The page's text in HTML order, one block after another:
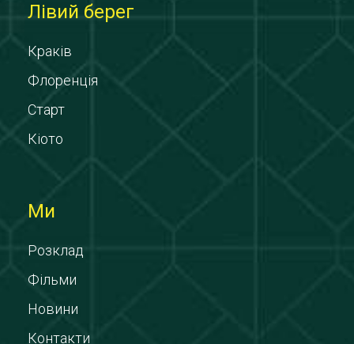
Лівий берег
Краків
Флоренція
Старт
Кіото
Ми
Розклад
Фільми
Новини
Контакти